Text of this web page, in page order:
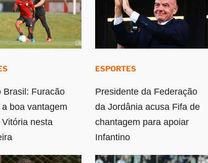
Brasil: Furacão
boa vantagem
nesta
ESPORTES
Presidente da Federação
da Jordânia acusa Fifa de
chantagem para apoiar
Infantino